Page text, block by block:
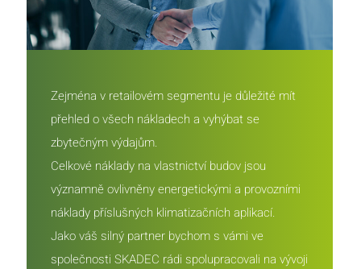
Zejména v retailovém segmentu je důležité mít
přehled o všech nákladech a vyhýbat se
zbytečným výdajům.
Celkové náklady na vlastnictví budov jsou
významně ovlivněny energetickými a provozními
náklady příslušných klimatizačních aplikací.
Jako váš silný partner bychom s vámi ve
společnosti SKADEC rádi spolupracovali na vývoji